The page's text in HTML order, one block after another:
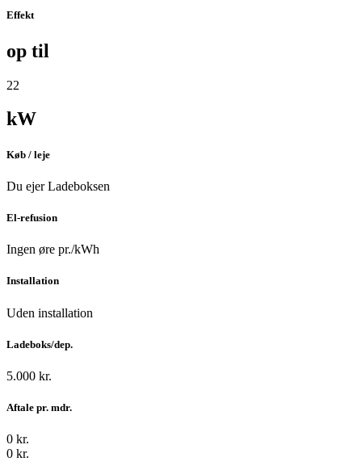
Effekt
op til
22
kW
Køb / leje
Du ejer Ladeboksen
El-refusion
Ingen øre pr./kWh
Installation
Uden installation
Ladeboks/dep.
5.000 kr.
Aftale pr. mdr.
0 kr.
0 kr.